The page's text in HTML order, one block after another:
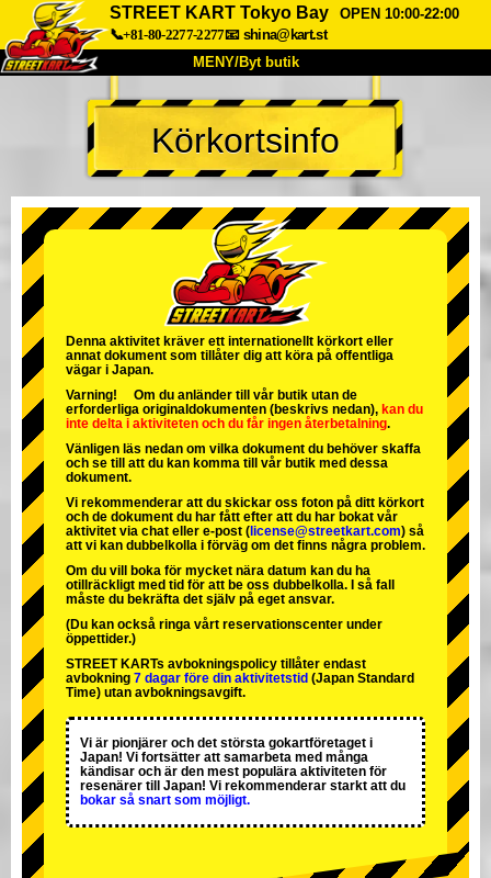
STREET KART Tokyo Bay
OPEN 10:00-22:00
📞+81-80-2277-2277📧 shina@kart.st
MENY/Byt butik
HEM
Om oss Specifikationer Pris
Företag Boka
Byt butik
Tokyo Shinagawa
Tokyo Akihabara#2
Tokyo Shibuya Annex Tokyo Bay
Tokyo Asakusa Osaka
Okinawa
Körkortsinfo
Denna aktivitet kräver ett internationellt körkort eller
annat dokument som tillåter dig att köra på offentliga
vägar i Japan.
Varning! Om du anländer till vår butik utan de
erforderliga originaldokumenten (beskrivs nedan), kan du
inte delta i aktiviteten och du får ingen återbetalning.
Vänligen läs nedan om vilka dokument du behöver skaffa
och se till att du kan komma till vår butik med dessa
dokument.
Vi rekommenderar att du skickar oss foton på ditt körkort
och de dokument du har fått efter att du har bokat vår
aktivitet via chat eller e-post ( license@streetkart.com) så
att vi kan dubbelkolla i förväg om det finns några problem.
Om du vill boka för mycket nära datum kan du ha
otillräckligt med tid för att be oss dubbelkolla. I så fall
måste du bekräfta det själv på eget ansvar.
(Du kan också ringa vårt reservationscenter under
öppettider.)
STREET KARTs avbokningspolicy tillåter endast
avbokning 7 dagar före din aktivitetstid (Japan Standard
Time) utan avbokningsavgift.
Vi är pionjärer och det största gokartföretaget i
Japan! Vi fortsätter att samarbeta med många
kändisar och är den mest populära aktiviteten för
resenärer till Japan! Vi rekommenderar starkt att du
bokar så snart som möjligt.